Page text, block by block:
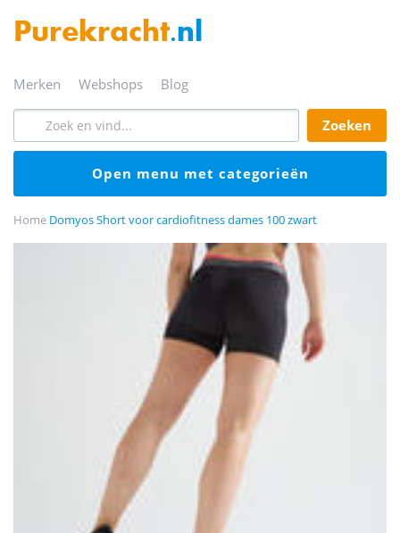
Purekracht.nl
merken webshops blog
zoeken
open menu met categorieën
Home Domyos Short voor cardiofitness dames 100 zwart